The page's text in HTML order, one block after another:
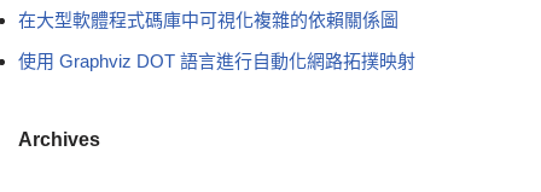
在大型軟體程式碼庫中可視化複雜的依賴關係圖
使用 Graphviz DOT 語言進行自動化網路拓撲映射
Archives